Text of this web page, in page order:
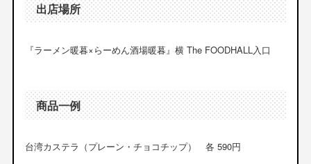
出店場所
『ラーメン暖暮×らーめん酒場暖暮』横 The FOODHALL入口
商品一例
台湾カステラ（プレーン・チョコチップ） 各 590円